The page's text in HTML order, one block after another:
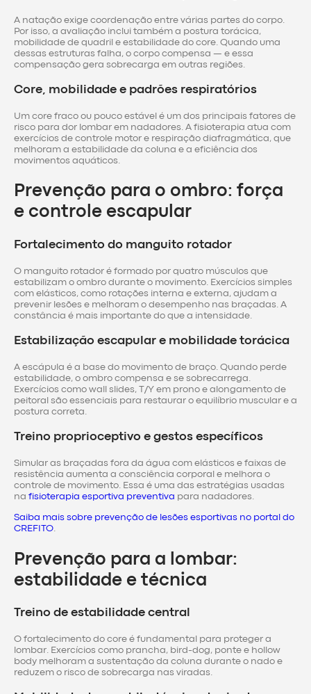
A natação exige coordenação entre várias partes do corpo.
Por isso, a avaliação inclui também a postura torácica,
mobilidade de quadril e estabilidade do core. Quando uma
dessas estruturas falha, o corpo compensa — e essa
compensação gera sobrecarga em outras regiões.
Core, mobilidade e padrões respiratórios
Um core fraco ou pouco estável é um dos principais fatores de
risco para dor lombar em nadadores. A fisioterapia atua com
exercícios de controle motor e respiração diafragmática, que
melhoram a estabilidade da coluna e a eficiência dos
movimentos aquáticos.
Prevenção para o ombro: força
e controle escapular
Fortalecimento do manguito rotador
O manguito rotador é formado por quatro músculos que
estabilizam o ombro durante o movimento. Exercícios simples
com elásticos, como rotações interna e externa, ajudam a
prevenir lesões e melhoram o desempenho nas braçadas. A
constância é mais importante do que a intensidade.
Estabilização escapular e mobilidade torácica
A escápula é a base do movimento de braço. Quando perde
estabilidade, o ombro compensa e se sobrecarrega.
Exercícios como wall slides, T/Y em prono e alongamento de
peitoral são essenciais para restaurar o equilíbrio muscular e a
postura correta.
Treino proprioceptivo e gestos específicos
Simular as braçadas fora da água com elásticos e faixas de
resistência aumenta a consciência corporal e melhora o
controle de movimento. Essa é uma das estratégias usadas
na fisioterapia esportiva preventiva para nadadores.
Saiba mais sobre prevenção de lesões esportivas no portal do
CREFITO
Prevenção para a lombar:
estabilidade e técnica
Treino de estabilidade central
O fortalecimento do core é fundamental para proteger a
lombar. Exercícios como prancha, bird-dog, ponte e hollow
body melhoram a sustentação da coluna durante o nado e
reduzem o risco de sobrecarga nas viradas.